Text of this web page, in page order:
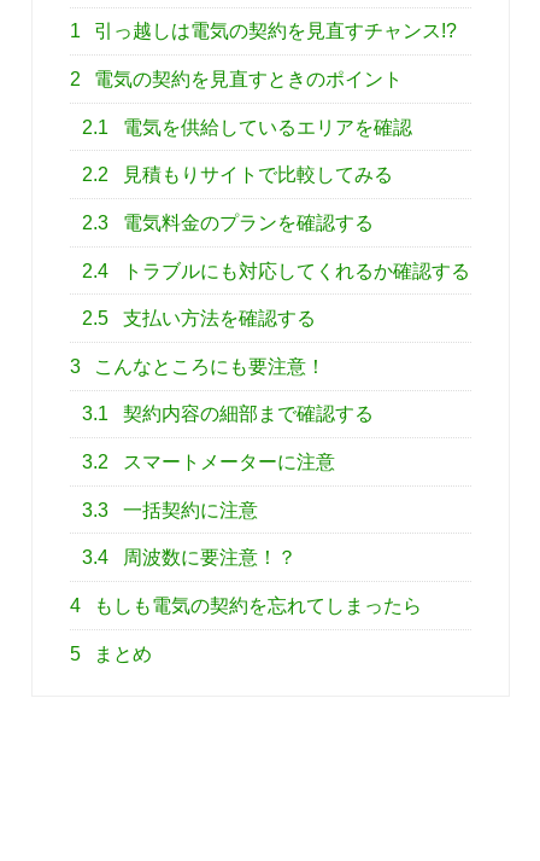
1 引っ越しは電気の契約を見直すチャンス!?
2 電気の契約を見直すときのポイント
2.1 電気を供給しているエリアを確認
2.2 見積もりサイトで比較してみる
2.3 電気料金のプランを確認する
2.4 トラブルにも対応してくれるか確認する
2.5 支払い方法を確認する
3 こんなところにも要注意！
3.1 契約内容の細部まで確認する
3.2 スマートメーターに注意
3.3 一括契約に注意
3.4 周波数に要注意！？
4 もしも電気の契約を忘れてしまったら
5 まとめ